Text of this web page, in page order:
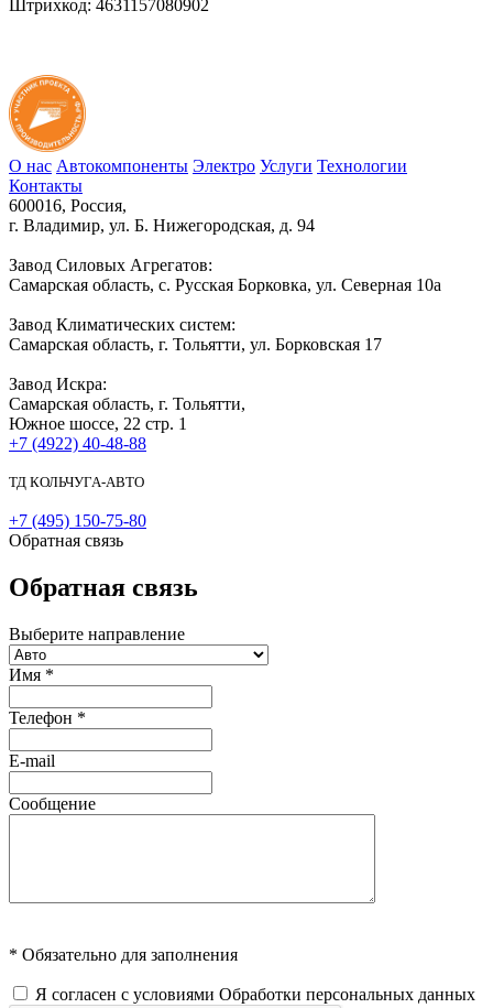
Штрихкод: 4631157080902
О нас Автокомпоненты Электро Услуги Технологии
Контакты
600016, Россия,
г. Владимир, ул. Б. Нижегородская, д. 94
Завод Силовых Агрегатов:
Самарская область, с. Русская Борковка, ул. Северная 10а
Завод Климатических систем:
Самарская область, г. Тольятти, ул. Борковская 17
Завод Искра:
Самарская область, г. Тольятти,
Южное шоссе, 22 стр. 1
+7 (4922) 40-48-88
ТД КОЛЬЧУГА-АВТО
+7 (495) 150-75-80
Обратная связь
Обратная связь
Выберите направление
Имя *
Телефон *
E-mail
Сообщение
* Обязательно для заполнения
Я согласен с условиями Обработки персональных данных